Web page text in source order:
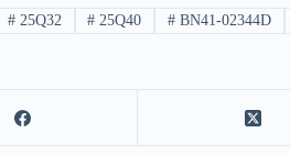
#25Q32 # 25Q40 # BN41-02344D